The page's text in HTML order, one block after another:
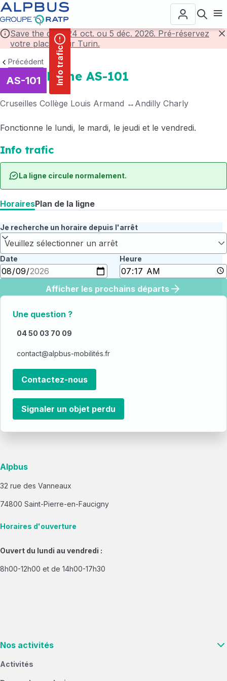
principal
Save the date! 24 oct. ou 5 déc. 2026. Pré-réservez
votre place pour Turin.
Info trafic
Précédent
AS-101 Ligne AS-101
Cruseilles Collège Louis Armand Andilly Charly
Fonctionne le lundi, le mardi, le jeudi et le vendredi.
Info trafic
La ligne circule normalement.
HorairesPlan de la ligne
Je recherche un horaire depuis l'arrêt
Veuillez sélectionner un arrêt
Date Heure
Afficher les prochains départs
Une question ?
04 50 03 70 09
contact@alpbus-mobilités.fr
Contactez-nous
Signaler un objet perdu
Alpbus
32 rue des Vanneaux
74800 Saint-Pierre-en-Faucigny
Horaires d'ouverture
Ouvert du lundi au vendredi :
8h00-12h00 et de 14h00-17h30
Nos activités
Activités
Panneau de gestion des cookies